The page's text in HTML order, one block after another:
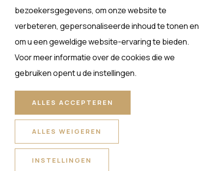
van kwaliteitseten houdt. Support your locals
en maak je dag af met een menu van
Senses!!"
Noa , 15 februari 2021
HEERLIJKE VALENTIJN
bezoekersgegevens, om onze website te
verbeteren, gepersonaliseerde inhoud te tonen en
om u een geweldige website-ervaring te bieden.
Voor meer informatie over de cookies die we
gebruiken opent u de instellingen.
ALLES ACCEPTEREN
ALLES WEIGEREN
INSTELLINGEN